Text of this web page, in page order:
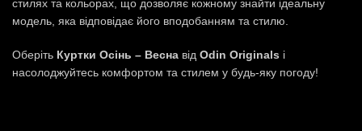
стилях та кольорах, що дозволяє кожному знайти ідеальну
модель, яка відповідає його вподобанням та стилю.
Оберіть Куртки Осінь – Весна від Odin Originals і
насолоджуйтесь комфортом та стилем у будь-яку погоду!